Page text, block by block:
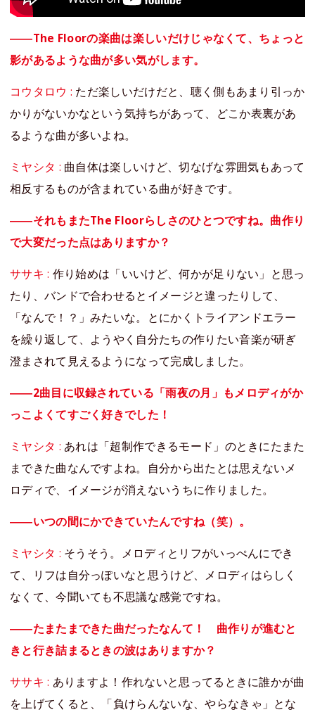
――The Floorの楽曲は楽しいだけじゃなくて、ちょっと
影があるような曲が多い気がします。
コウタロウ : ただ楽しいだけだと、聴く側もあまり引っか
かりがないかなという気持ちがあって、どこか表裏があ
るような曲が多いよね。
ミヤシタ : 曲自体は楽しいけど、切なげな雰囲気もあって
相反するものが含まれている曲が好きです。
――それもまたThe Floorらしさのひとつですね。曲作り
で大変だった点はありますか？
ササキ : 作り始めは「いいけど、何かが足りない」と思っ
たり、バンドで合わせるとイメージと違ったりして、
「なんで！？」みたいな。とにかくトライアンドエラー
を繰り返して、ようやく自分たちの作りたい音楽が研ぎ
澄まされて見えるようになって完成しました。
――2曲目に収録されている「雨夜の月」もメロディがか
っこよくてすごく好きでした！
ミヤシタ : あれは「超制作できるモード」のときにたまた
まできた曲なんですよね。自分から出たとは思えないメ
ロディで、イメージが消えないうちに作りました。
――いつの間にかできていたんですね（笑）。
ミヤシタ : そうそう。メロディとリフがいっぺんにでき
て、リフは自分っぽいなと思うけど、メロディはらしく
なくて、今聞いても不思議な感覚ですね。
――たまたまできた曲だったなんて！ 曲作りが進むと
きと行き詰まるときの波はありますか？
ササキ : ありますよ！作れないと思ってるときに誰かが曲
を上げてくると、「負けらんないな、やらなきゃ」とな